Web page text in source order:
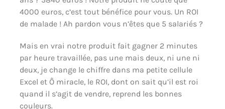
4000 euros, c’est tout bénéfice pour vous. Un ROI
de malade ! Ah pardon vous n’êtes que 5 salariés ?
Mais en vrai notre produit fait gagner 2 minutes
par heure travaillée, pas une mais deux, ni une ni
deux, je change le chiffre dans ma petite cellule
Excel et Ô miracle, le ROI, dont on sait qu’il est roi
quand il s’agit de vendre, reprend les bonnes
couleurs.